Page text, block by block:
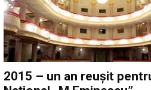
2015 – un an reușit